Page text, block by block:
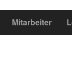
Mitarbeiter